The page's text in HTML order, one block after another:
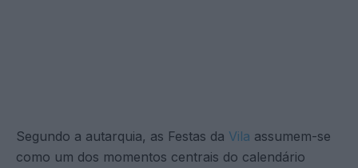
Segundo a autarquia, as Festas da Vila assumem-se
como um dos momentos centrais do calendário